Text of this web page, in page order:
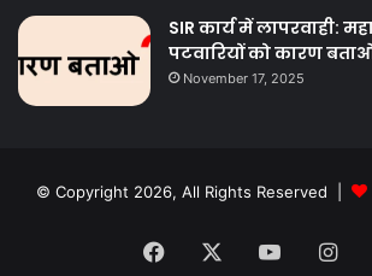
SIR कार्य में लापरवाही:
पटवारियों को कारण
November 17, 2025
© Copyright 2026, All Rights Reserved |
Facebook YouTube